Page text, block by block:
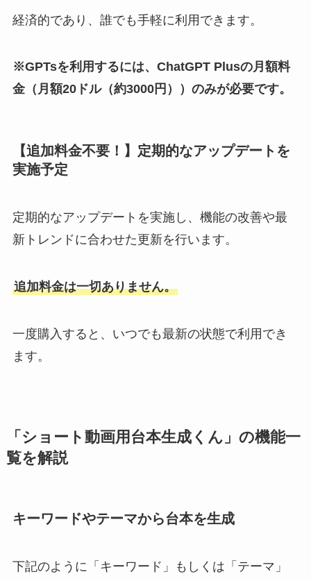
経済的であり、誰でも手軽に利用できます。
※GPTsを利用するには、ChatGPT Plusの月額料
金（月額20ドル（約3000円））のみが必要です。
【追加料金不要！】定期的なアップデートを
実施予定
定期的なアップデートを実施し、機能の改善や最
新トレンドに合わせた更新を行います。
追加料金は一切ありません。
一度購入すると、いつでも最新の状態で利用でき
ます。
「 ショート動画用台本生成くん 」の機能一
覧を解説
キーワードやテーマから台本を生成
下記のように「キーワード」もしくは「テーマ」